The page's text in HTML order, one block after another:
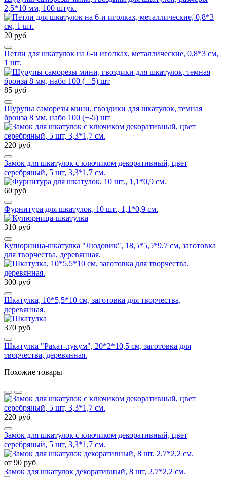
2,5*10 мм, 100 штук.
20 руб
Петли для шкатулок на 6-и иголках, металлические, 0,8*3 см,
1 шт.
85 руб
Шурупы саморезы мини, гвоздики для шкатулок, темная
бронза 8 мм, набо 100 (+-5) шт
220 руб
Замок для шкатулок с ключиком декоративный, цвет
серебряный, 5 шт, 3,3*1,7 см.
60 руб
Фурнитура для шкатулок, 10 шт., 1,1*0,9 см.
310 руб
Купюрница-шкатулка "Людовик", 18,5*5,5*9,7 см, заготовка
для творчества, деревянная.
300 руб
Шкатулка, 10*5,5*10 см, заготовка для творчества,
деревянная.
370 руб
Шкатулка "Рахат-лукум", 20*2*10,5 см, заготовка для
творчества, деревянная.
Похожие товары
220 руб
Замок для шкатулок с ключиком декоративный, цвет
серебряный, 5 шт, 3,3*1,7 см.
от 90 руб
Замок для шкатулок декоративный, 8 шт, 2,7*2,2 см.